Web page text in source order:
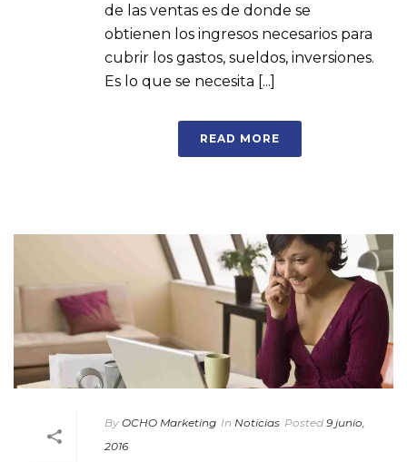
de las ventas es de donde se
obtienen los ingresos necesarios para
cubrir los gastos, sueldos, inversiones.
Es lo que se necesita [...]
READ MORE
By OCHO Marketing In Noticias Posted 9 junio,
2016